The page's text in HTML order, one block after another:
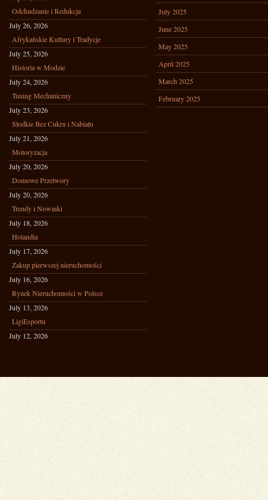
Odchudzanie i Redukcja
July 26, 2026
Afrykańskie Kultury i Tradycje
July 25, 2026
Historia w Modzie
July 24, 2026
Tuning Mechaniczny
July 23, 2026
Słodkie Bez Cukru i Nabiału
July 21, 2026
Motoryzacja
July 20, 2026
Domowe Przetwory
July 20, 2026
Trendy i Nowinki
July 18, 2026
Holandia
July 17, 2026
Zakup pierwszej nieruchomości
July 16, 2026
Rynek Nieruchomości w Polsce
July 13, 2026
LigiEsportu
July 12, 2026
July 2025
June 2025
May 2025
April 2025
March 2025
February 2025